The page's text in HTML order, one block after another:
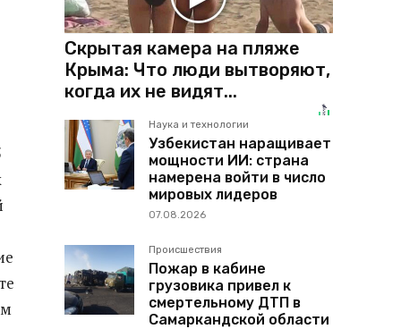
Скрытая камера на пляже
Крыма: Что люди вытворяют,
когда их не видят...
Наука и технологии
Узбекистан наращивает
мощности ИИ: страна
намерена войти в число
мировых лидеров
07.08.2026
Происшествия
Пожар в кабине
грузовика привел к
смертельному ДТП в
Самаркандской области